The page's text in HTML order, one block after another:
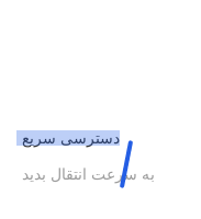
دسترسی سریع
به سرعت انتقال بدید